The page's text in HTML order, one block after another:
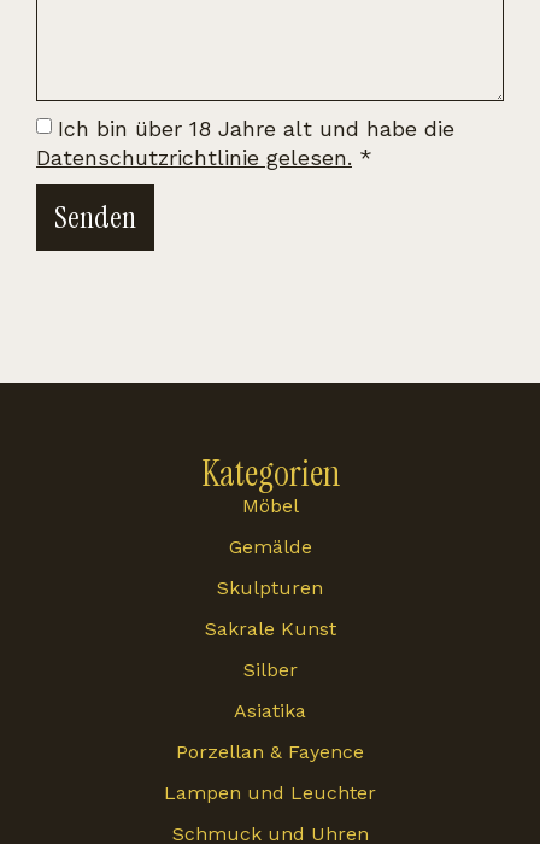
Ich bin über 18 Jahre alt und habe die
Datenschutzrichtlinie gelesen. *
Senden
Kategorien
Möbel
Gemälde
Skulpturen
Sakrale Kunst
Silber
Asiatika
Porzellan & Fayence
Lampen und Leuchter
Schmuck und Uhren